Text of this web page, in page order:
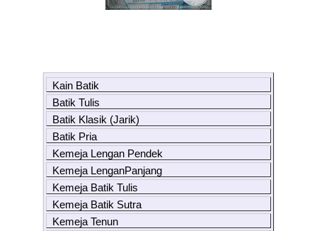
Kain Batik
Batik Tulis
Batik Klasik (Jarik)
Batik Pria
Kemeja Lengan Pendek
Kemeja LenganPanjang
Kemeja Batik Tulis
Kemeja Batik Sutra
Kemeja Tenun